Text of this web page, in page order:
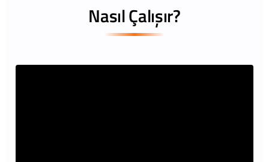
Nasıl Çalışır?